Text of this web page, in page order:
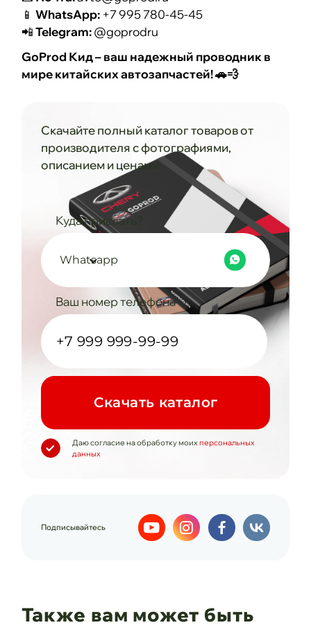
📱 WhatsApp:+7 995 780-45-45
📲Telegram: @goprodru
GoProd Кид – ваш надежный проводник в
мире китайских автозапчастей! 🚗💨
Скачайте полный каталог товаров от
производителя с фотографиями,
описанием и ценами
Куда прислать?
Whatsapp
Ваш номер телефона
Cкачать каталог
Даю согласие на обработку моихперсональных
данных
Подписывайтесь
Также вам может быть